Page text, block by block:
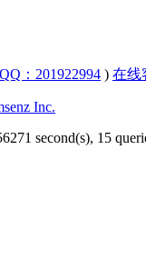
：201922994 ) 在线
Inc.
second(s), 15